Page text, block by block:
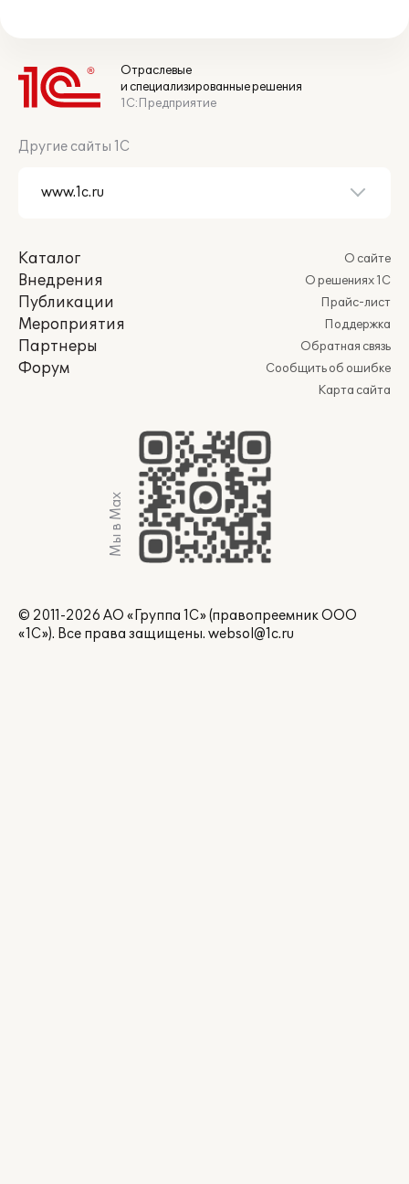
Отраслевые
и специализированные решения
1С:Предприятие
Другие сайты 1С
Каталог
Внедрения
Публикации
Мероприятия
Партнеры
Форум
О сайте
О решениях 1С
Прайс-лист
Поддержка
Обратная связь
Сообщить об ошибке
Карта сайта
Мы в Max
© 2011-2026 АО «Группа 1С» (правопреемник ООО
«1С»). Все права защищены. websol@1c.ru